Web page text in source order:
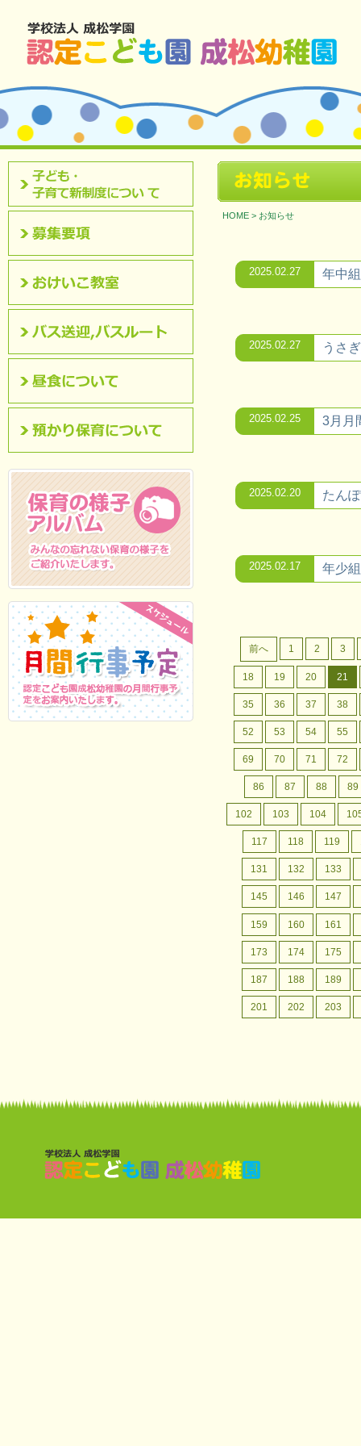
HOME> お知らせ
2025.02.27 年中
2025.02.27 うさ
2025.02.25 3月月
2025.02.20 たん
2025.02.17 年少
前へ 1 2 3
18 19 20 21
35 36 37 38
52 53 54 55
69 70 71 72
86 87 88 89
102 103 104
117 118 119
131 132 133
145 146 147
159 160 161
173 174 175
187 188 189
201 202 203
認定こども園について
募集要項
おけいこ教室
バス送迎,バスルート
昼食について
育の様子をご紹介いたします。